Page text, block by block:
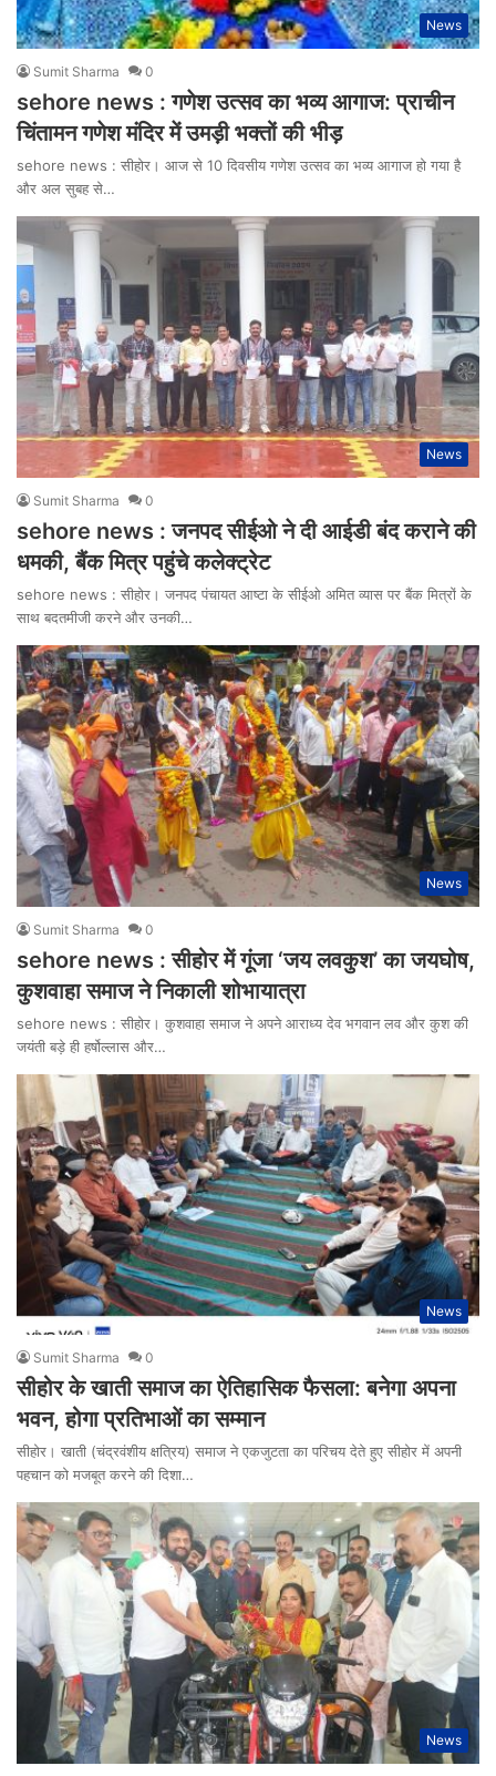
News
Sumit Sharma 0
sehore news : गणेश उत्सव का भव्य आगाज: प्राचीन
चिंतामन गणेश मंदिर में उमड़ी भक्तों की भीड़
sehore news : सीहोर। आज से 10 दिवसीय गणेश उत्सव का भव्य आगाज हो गया है
और अल सुबह से…
News
Sumit Sharma 0
sehore news : जनपद सीईओ ने दी आईडी बंद कराने की
धमकी, बैंक मित्र पहुंचे कलेक्ट्रेट
sehore news : सीहोर। जनपद पंचायत आष्टा के सीईओ अमित व्यास पर बैंक मित्रों के
साथ बदतमीजी करने और उनकी…
News
Sumit Sharma 0
sehore news : सीहोर में गूंजा ‘जय लवकुश’ का जयघोष,
कुशवाहा समाज ने निकाली शोभायात्रा
sehore news : सीहोर। कुशवाहा समाज ने अपने आराध्य देव भगवान लव और कुश की
जयंती बड़े ही हर्षोल्लास और…
News
Sumit Sharma 0
सीहोर के खाती समाज का ऐतिहासिक फैसला: बनेगा अपना
भवन, होगा प्रतिभाओं का सम्मान
सीहोर। खाती (चंद्रवंशीय क्षत्रिय) समाज ने एकजुटता का परिचय देते हुए सीहोर में अपनी
पहचान को मजबूत करने की दिशा…
News